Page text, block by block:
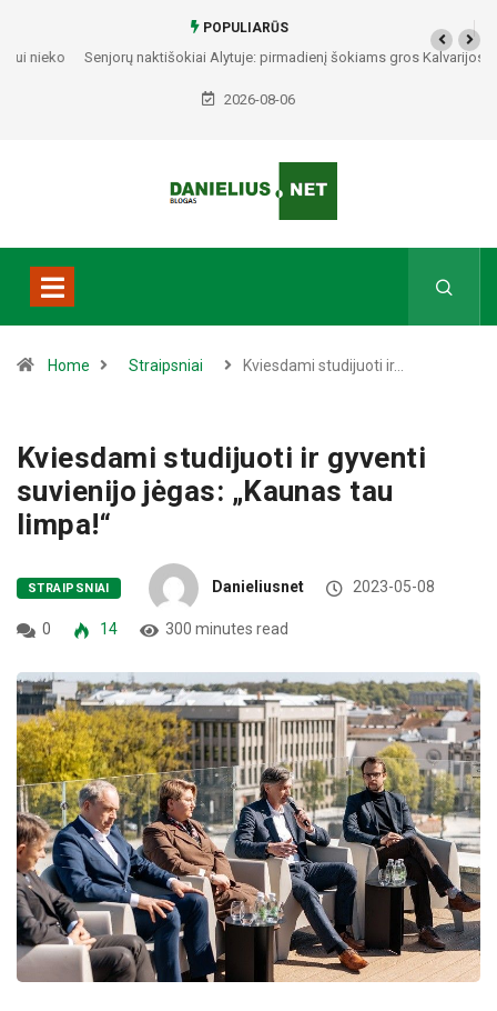
POPULIARŪS
Senjorų naktišokiai Alytuje: pirmadienį šokiams gros Kalvarijos kapela
2026-08-06
Home Straipsniai Kviesdami studijuoti ir…
Kviesdami studijuoti ir gyventi
suvienijo jėgas: „Kaunas tau
limpa!“
STRAIPSNIAI Danieliusnet 2023-05-08
0 14 300 minutes read